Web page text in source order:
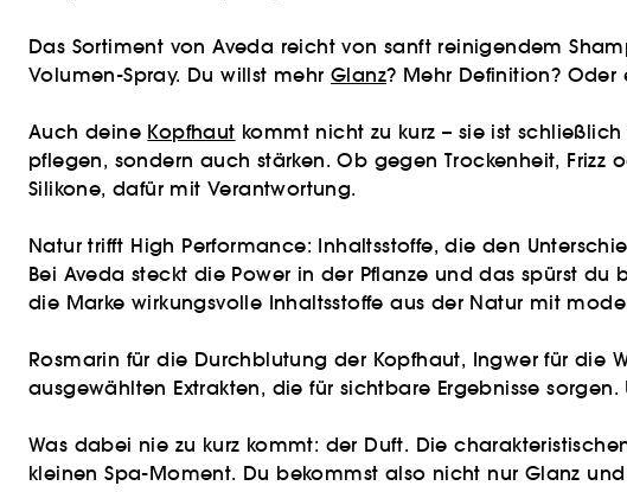
Das Sortiment von Aveda reicht von sanft reinigendem
Volumen-Spray. Du willst mehr Glanz? Mehr Definition?
Auch deine Kopfhaut kommt nicht zu kurz – sie ist
pflegen, sondern auch stärken. Ob gegen Trockenheit,
Silikone, dafür mit Verantwortung.
Natur trifft High Performance: Inhaltsstoffe, die den
Bei Aveda steckt die Power in der Pflanze und das spürst
die Marke wirkungsvolle Inhaltsstoffe aus der Natur mit
Rosmarin für die Durchblutung der Kopfhaut, Ingwer für die
ausgewählten Extrakten, die für sichtbare Ergebnisse
Was dabei nie zu kurz kommt: der Duft. Die
kleinen Spa-Moment. Du bekommst also nicht nur Glanz